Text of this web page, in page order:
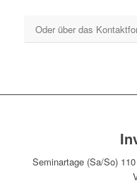
Oder über das
Seminartage (Sa/So)